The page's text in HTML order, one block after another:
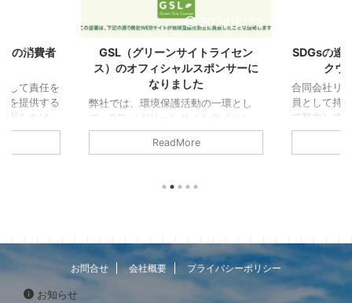
の消費者
して責任を
を提供する
私たちは、
者志向の事
役立てま
当社のメ
2024/6/22
GSL（グリーンサイトライセン
ス）のオフィシャルスポンサーに
なりました
弊社では、環境保護活動の一環とし
て、GSL（グリーンサイトライセン
ス）のオフィシャルスポンサーとなり
ました。 モンゴル国セレンゲ県への
認証マークをクリックして、活動内容
ReadMore
SDGsの達
クウ
合同会社リ
員として持
て努力して
に向けた弊
ートワーク
省エネルギ
CO2排出量
セシビリテ
お問合せ 会社概要 プライバシーポリシー
お知らせ